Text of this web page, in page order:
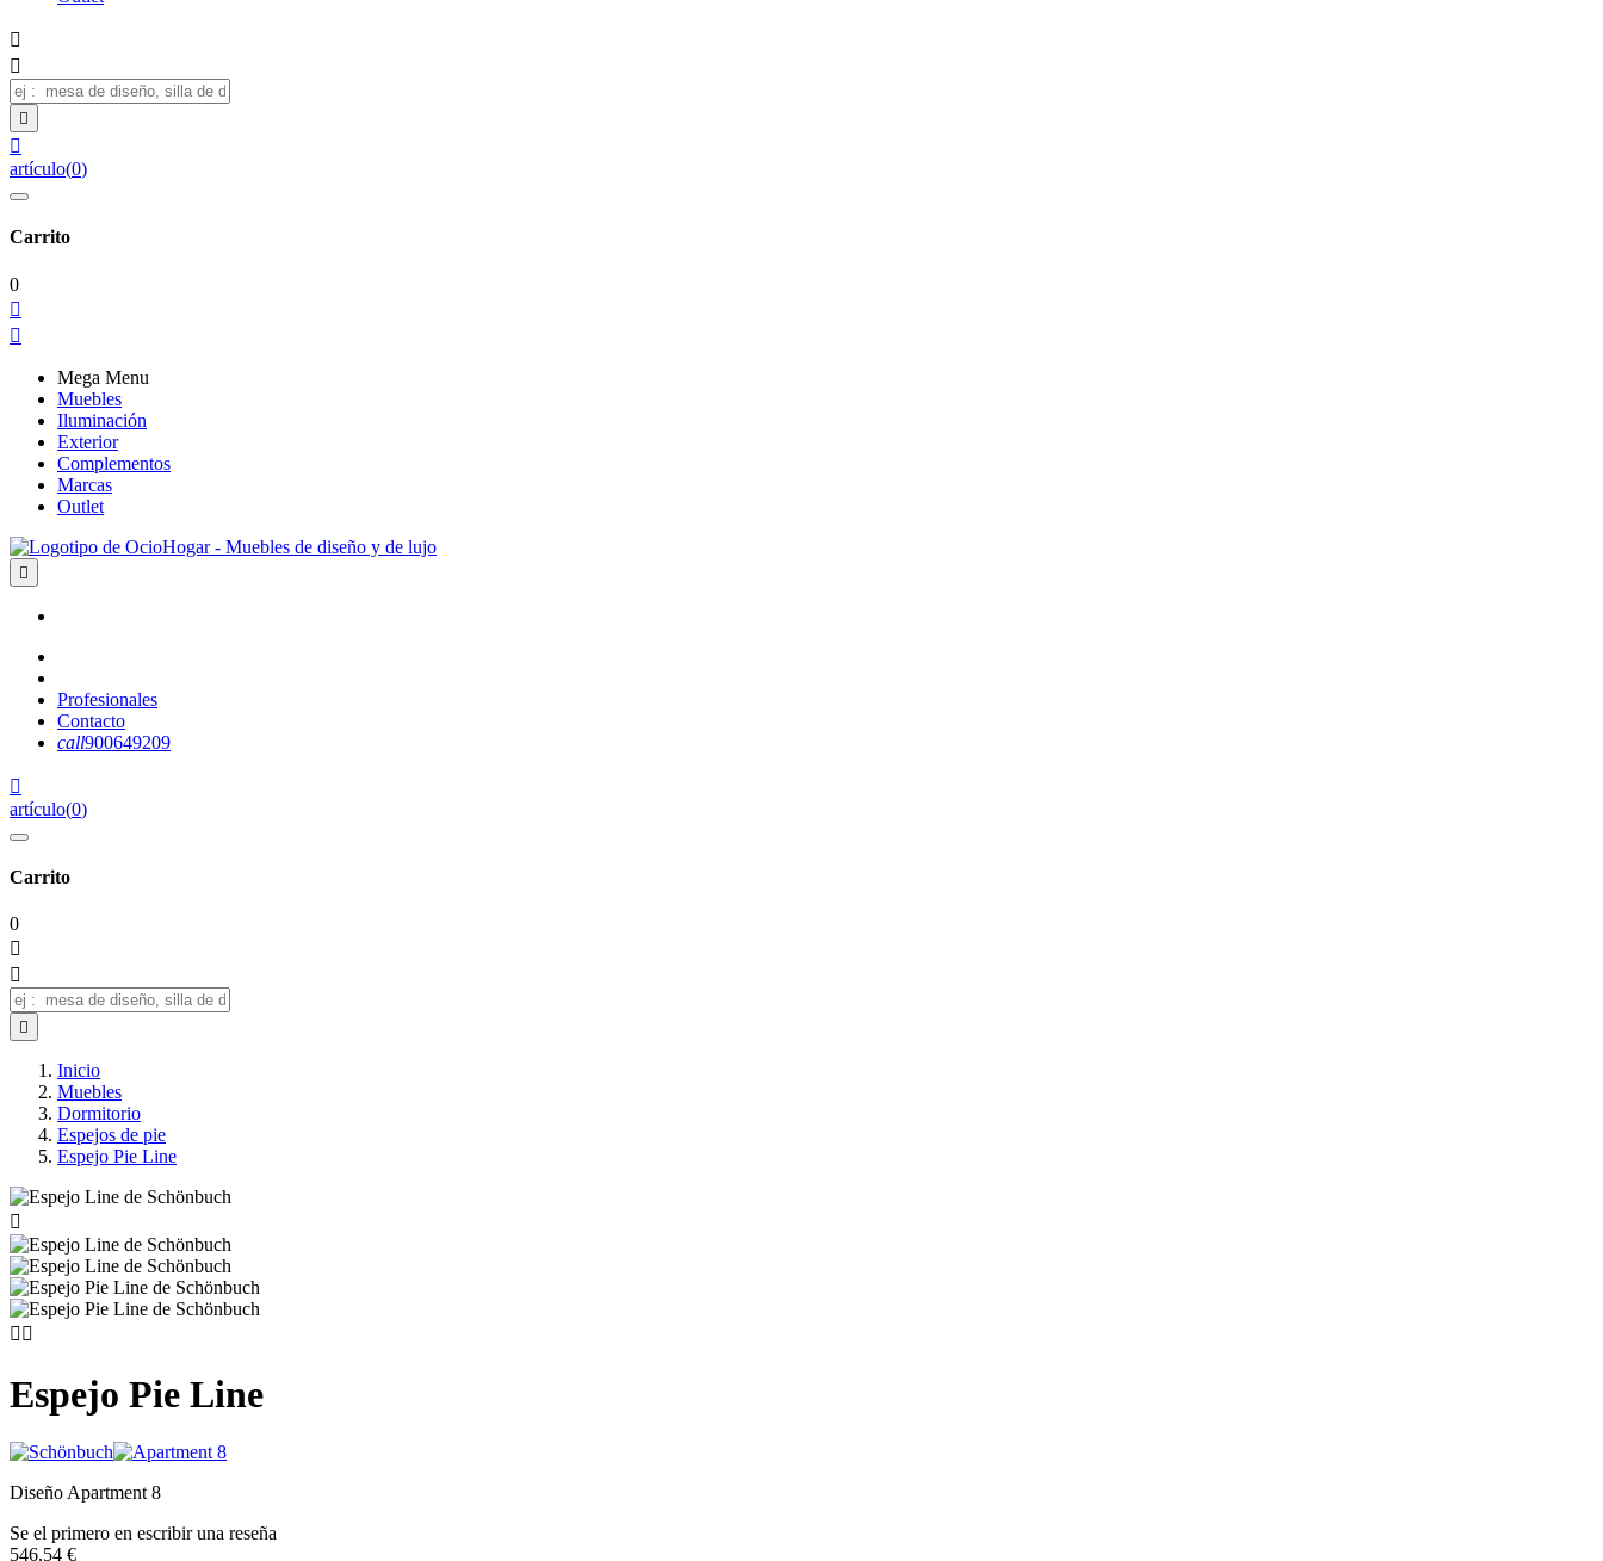




artículo(0)
Carrito
0


Mega Menu
Muebles
Iluminación
Exterior
Complementos
Marcas
Outlet

Profesionales
Contacto
call900649209

artículo(0)
Carrito
0



Inicio
Muebles
Dormitorio
Espejos de pie
Espejo Pie Line

 
Espejo Pie Line
Diseño Apartment 8
Se el primero en escribir una reseña
546,54 €